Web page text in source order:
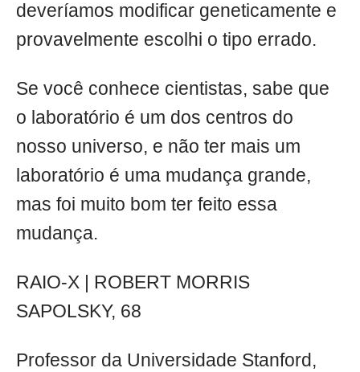
deveríamos modificar geneticamente e
provavelmente escolhi o tipo errado.
Se você conhece cientistas, sabe que
o laboratório é um dos centros do
nosso universo, e não ter mais um
laboratório é uma mudança grande,
mas foi muito bom ter feito essa
mudança.
RAIO-X | ROBERT MORRIS
SAPOLSKY, 68
Professor da Universidade Stanford,